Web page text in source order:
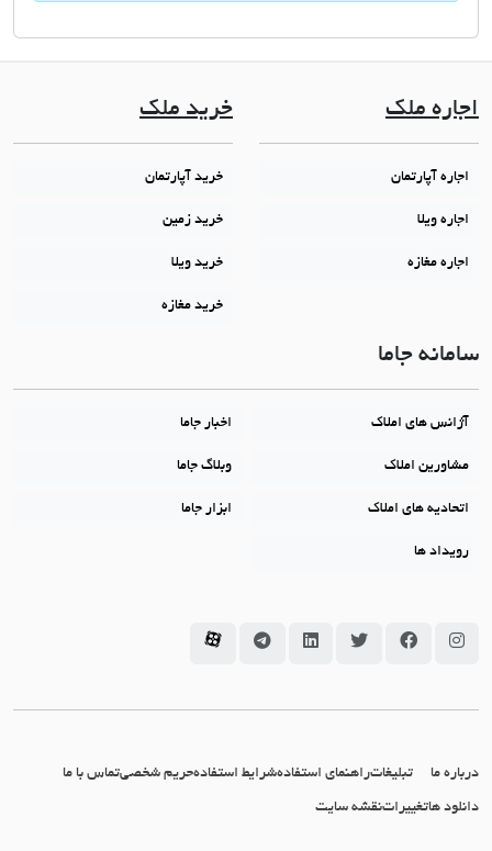
اجاره ملک
اجاره آپارتمان
اجاره ویلا
اجاره مغازه
خرید ملک
خرید آپارتمان
خرید زمین
خرید ویلا
خرید مغازه
سامانه جاما
آژانس های املاک اخبار جاما
مشاورین املاک وبلاگ جاما
اتحادیه های املاک ابزار جاما
رویداد ها
سامانه جاما در اینستاگرام
سامانه جاما در فیسبوک
سامانه جاما در توئیتر
سامانه جاما در لینکداین
سامانه جاما در تلگرام
سامانه جاما در آپارات
درباره ما تبلیغاتراهنمای استفادهشرایط استفادهحریم شخصیتماس با ما
دانلود هاتغییراتنقشه سایت